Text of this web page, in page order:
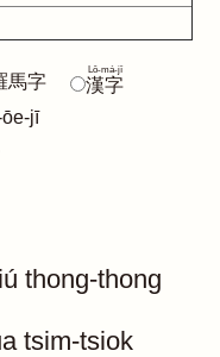
馬字 漢字
Lô-má-jī
ōe-jī
thong-thong
tsim-tsiok